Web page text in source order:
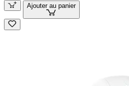
Ajouter au panier